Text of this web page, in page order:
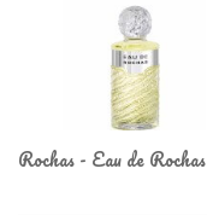
Rochas - Eau de Rochas